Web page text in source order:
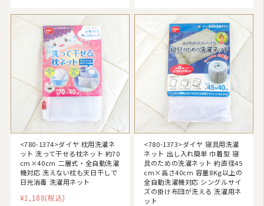
<780-1374>ダイヤ 枕用洗濯ネ
ット 洗って干せる枕ネット 約70
cm×40cm 二層式・全自動洗濯
機対応 洗えない枕も天日干しで
日光消毒 洗濯用ネット
¥1,188(税込)
<780-1373>ダイヤ 寝具用洗濯
ネット 出し入れ簡単 巾着型 寝
具のための洗濯ネット 約直径45
cm×高さ40cm 容量8Kg以上の
全自動洗濯機対応 シングルサイ
ズの掛け布団が洗える 洗濯用ネ
ット